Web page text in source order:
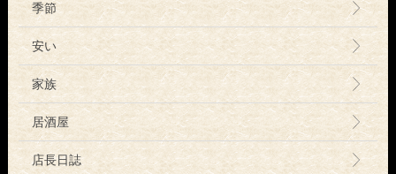
季節
安い
家族
居酒屋
店長日誌